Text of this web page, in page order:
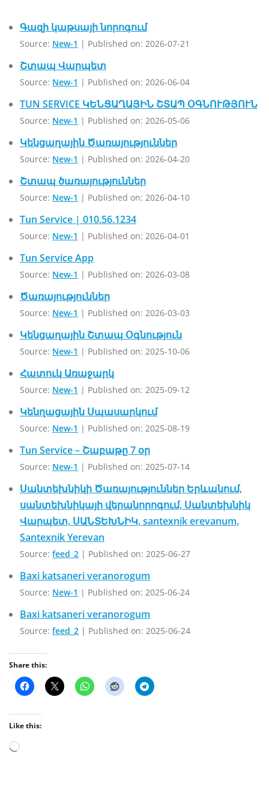
Գազի կաթսայի նորոգում
Source: New-1 Published on: 2026-07-21
Շտապ Վարպետ
Source: New-1 Published on: 2026-06-04
TUN SERVICE ԿԵՆՑԱՂԱՅԻՆ ՇՏԱՊ ՕԳՆՈՒԹՅՈՒՆ
Source: New-1 Published on: 2026-05-06
Կենցաղային Ծառայություններ
Source: New-1 Published on: 2026-04-20
Շտապ ծառայություններ
Source: New-1 Published on: 2026-04-10
Tun Service | 010.56.1234
Source: New-1 Published on: 2026-04-01
Tun Service App
Source: New-1 Published on: 2026-03-08
Ծառայություններ
Source: New-1 Published on: 2026-03-03
Կենցաղային Շտապ Օգնություն
Source: New-1 Published on: 2025-10-06
Հատուկ Առաջարկ
Source: New-1 Published on: 2025-09-12
Կենղացային Սպասարկում
Source: New-1 Published on: 2025-08-19
Tun Service – Շաբաթը 7 օր
Source: New-1 Published on: 2025-07-14
Սանտեխնիկի Ծառայություններ Երևանում,
սանտեխնիկայի վերանորոգում, Սանտեխնիկ
Վարպետ, ՍԱՆՏԵԽՆԻԿ, santexnik erevanum,
Santexnik Yerevan
Source: feed_2 Published on: 2025-06-27
Baxi katsaneri veranorogum
Source: New-1 Published on: 2025-06-24
Baxi katsaneri veranorogum
Source: feed_2 Published on: 2025-06-24
Share this:
Like this:
L